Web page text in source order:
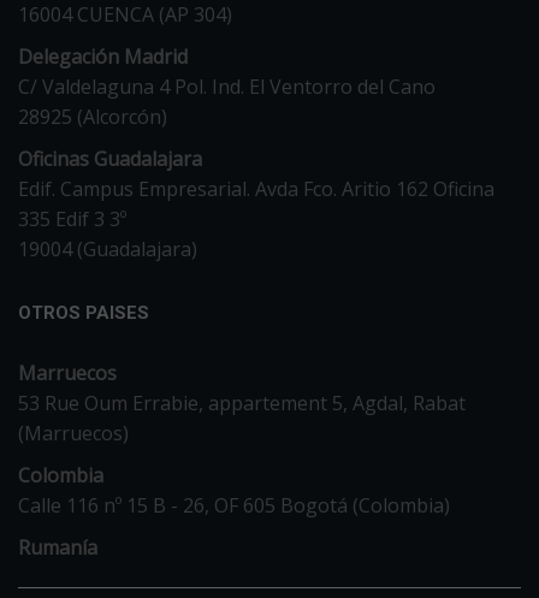
16004 CUENCA (AP 304)
Delegación Madrid
C/ Valdelaguna 4 Pol. Ind. El Ventorro del Cano
28925 (Alcorcón)
Oficinas Guadalajara
Edif. Campus Empresarial. Avda Fco. Aritio 162 Oficina
335 Edif 3 3º
19004 (Guadalajara)
OTROS PAISES
Marruecos
53 Rue Oum Errabie, appartement 5, Agdal, Rabat
(Marruecos)
Colombia
Calle 116 nº 15 B - 26, OF 605 Bogotá (Colombia)
Rumanía